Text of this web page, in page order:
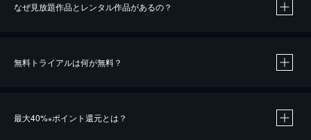
なぜ見放題作品とレンタル作品があるの？
無料トライアルは何が無料？
最大40%※ポイント還元とは？